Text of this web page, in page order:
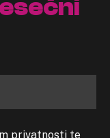
privatnosti te